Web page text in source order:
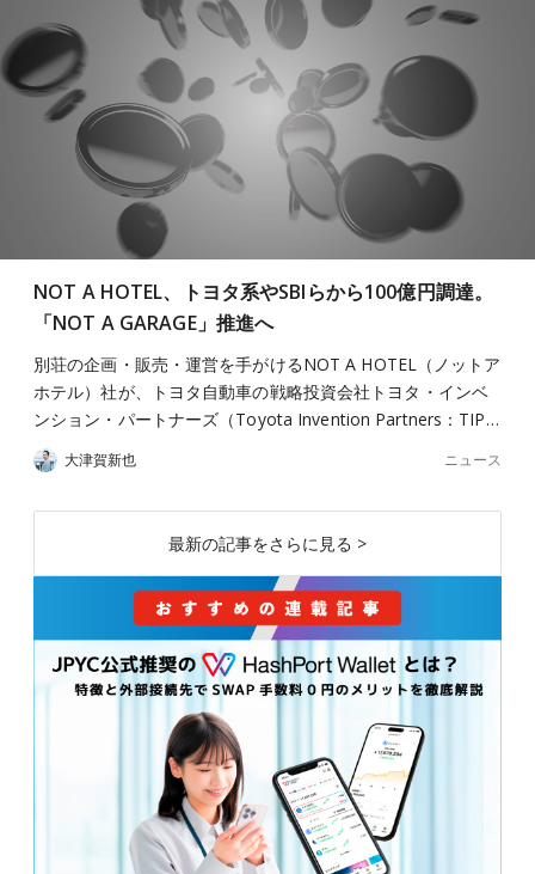
NOT A HOTEL、トヨタ系やSBIらから100億円調達。
「NOT A GARAGE」推進へ
別荘の企画・販売・運営を手がけるNOT A HOTEL（ノットア
ホテル）社が、トヨタ自動車の戦略投資会社トヨタ・インベ
ンション・パートナーズ（Toyota Invention Partners：TIP…
大津賀新也 ニュース
最新の記事をさらに見る >